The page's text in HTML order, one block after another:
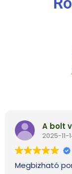
A bolt
2025-11-
Megbizható